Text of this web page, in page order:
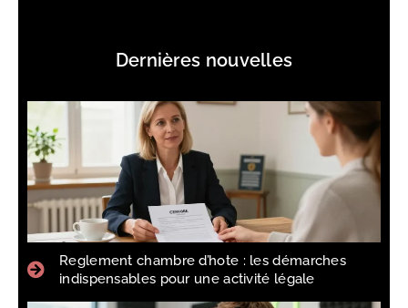
Dernières nouvelles
Reglement chambre d’hote : les démarches
indispensables pour une activité légale